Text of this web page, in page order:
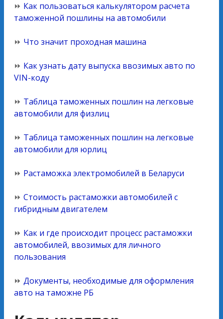
⏩ Как пользоваться калькулятором расчета
таможенной пошлины на автомобили
⏩ Что значит проходная машина
⏩ Как узнать дату выпуска ввозимых авто по
VIN-коду
⏩ Таблица таможенных пошлин на легковые
автомобили для физлиц
⏩ Таблица таможенных пошлин на легковые
автомобили для юрлиц
⏩ Растаможка электромобилей в Беларуси
⏩ Стоимость растаможки автомобилей с
гибридным двигателем
⏩ Как и где происходит процесс растаможки
автомобилей, ввозимых для личного
пользования
⏩ Документы, необходимые для оформления
авто на таможне РБ